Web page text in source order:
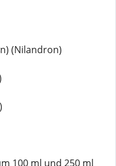
(Nilandron)
100 ml und 250 ml